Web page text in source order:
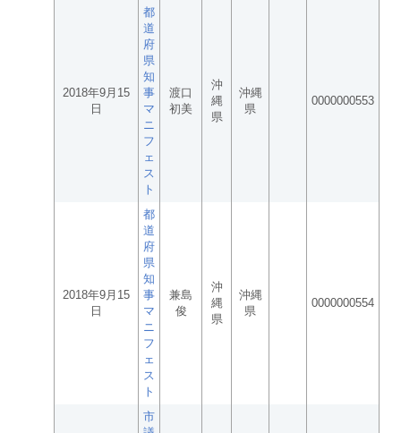
2018年9月15
日
都
道
府
県
知
事
マ
ニ
フ
ェ
ス
ト
渡口
初美
沖
縄
県
沖縄
県
0000000553
2018年9月15
日
都
道
府
県
知
事
マ
ニ
フ
ェ
ス
ト
兼島
俊
沖
縄
県
沖縄
県
0000000554
市